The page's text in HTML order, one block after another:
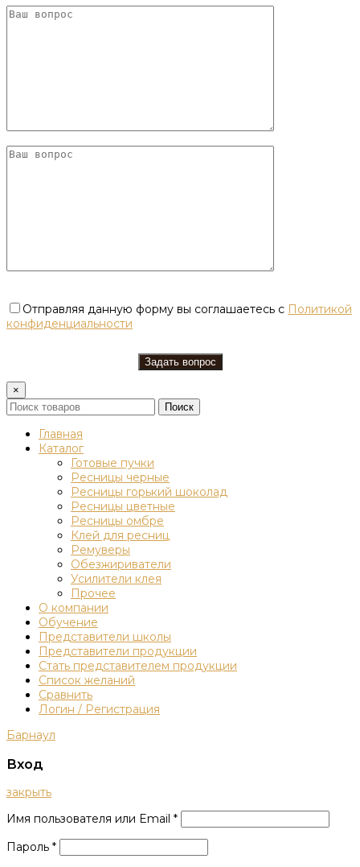
Отправляя данную форму вы соглашаетесь с Политикой
конфиденциальности
×
Поиск
Главная
Каталог
Готовые пучки
Ресницы черные
Ресницы горький шоколад
Ресницы цветные
Ресницы омбре
Клей для ресниц
Ремуверы
Обезжириватели
Усилители клея
Прочее
О компании
Обучение
Представители школы
Представители продукции
Стать представителем продукции
Список желаний
Сравнить
Логин / Регистрация
Барнаул
Вход
закрыть
Имя пользователя или Email *
Пароль *